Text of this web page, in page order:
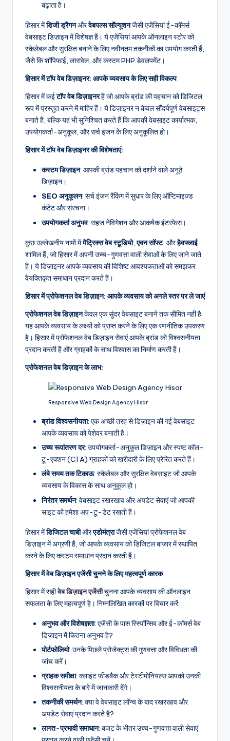
बढ़ाता है।
हिसार मेंडिजी ड्रैगनऔरवेबपल्स सॉल्यूशनजैसी एजेंसियां ई-कॉमर्स
वेबसाइट डिज़ाइन में विशेषज्ञ हैं। ये एजेंसियां आपके ऑनलाइन स्टोर को
स्केलेबल और सुरक्षित बनाने के लिए नवीनतम तकनीकों का उपयोग करती हैं,
जैसे कि शॉपिफाई, लारावेल, और कस्टम PHP डेवलपमेंट।
हिसार में टॉप वेब डिज़ाइनर: आपके व्यवसाय के लिए सही विकल्प
हिसार में कईटॉप वेब डिज़ाइनरहैं जो आपके ब्रांड की पहचान को डिजिटल
रूप में प्रस्तुत करने में माहिर हैं। ये डिज़ाइनर न केवल सौंदर्यपूर्ण वेबसाइट्स
बनाते हैं, बल्कि यह भी सुनिश्चित करते हैं कि आपकी वेबसाइट कार्यात्मक,
उपयोगकर्ता-अनुकूल, और सर्च इंजन के लिए अनुकूलित हो।
हिसार में टॉप वेब डिज़ाइनर की विशेषताएं:
कस्टम डिज़ाइन: आपकी ब्रांड पहचान को दर्शाने वाले अनूठे
डिज़ाइन।
SEO अनुकूलन: सर्च इंजन रैंकिंग में सुधार के लिए ऑप्टिमाइज़्ड
कंटेंट और संरचना।
उपयोगकर्ता अनुभव: सहज नेविगेशन और आकर्षक इंटरफेस।
कुछ उल्लेखनीय नामों मेंमैट्रिक्स वेब स्टूडियो,एवन सॉफ्ट, औरहैवफ्लाई
शामिल हैं, जो हिसार में अपनी उच्च-गुणवत्ता वाली सेवाओं के लिए जाने जाते
हैं। ये डिज़ाइनर आपके व्यवसाय की विशिष्ट आवश्यकताओं को समझकर
वैयक्तिकृत समाधान प्रदान करते हैं।
हिसार में प्रोफेशनल वेब डिज़ाइन: आपके व्यवसाय को अगले स्तर पर ले जाएं
प्रोफेशनल वेब डिज़ाइनकेवल एक सुंदर वेबसाइट बनाने तक सीमित नहीं है;
यह आपके व्यवसाय के लक्ष्यों को प्राप्त करने के लिए एक रणनीतिक उपकरण
है। हिसार में प्रोफेशनल वेब डिज़ाइन सेवाएं आपके ब्रांड को विश्वसनीयता
प्रदान करती हैं और ग्राहकों के साथ विश्वास का निर्माण करती हैं।
प्रोफेशनल वेब डिज़ाइन के लाभ:
Responsive Web Design Agency Hisar
ब्रांड विश्वसनीयता: एक अच्छी तरह से डिज़ाइन की गई वेबसाइट
आपके व्यवसाय को पेशेवर बनाती है।
उच्च रूपांतरण दर: उपयोगकर्ता-अनुकूल डिज़ाइन और स्पष्ट कॉल-
टू-एक्शन (CTA) ग्राहकों को खरीदारी के लिए प्रेरित करते हैं।
लंबे समय तक टिकाऊ: स्केलेबल और सुरक्षित वेबसाइट जो आपके
व्यवसाय के विकास के साथ अनुकूल हो।
निरंतर समर्थन: वेबसाइट रखरखाव और अपडेट सेवाएं जो आपकी
साइट को हमेशा अप-टू-डेट रखती हैं।
हिसार मेंडिजिटल चाबीऔरएडोमंत्राजैसी एजेंसियां प्रोफेशनल वेब
डिज़ाइन में अग्रणी हैं, जो आपके व्यवसाय को डिजिटल बाजार में स्थापित
करने के लिए कस्टम समाधान प्रदान करती हैं।
हिसार में वेब डिज़ाइन एजेंसी चुनने के लिए महत्वपूर्ण कारक
हिसार में सहीवेब डिज़ाइन एजेंसीचुनना आपके व्यवसाय की ऑनलाइन
सफलता के लिए महत्वपूर्ण है। निम्नलिखित कारकों पर विचार करें:
अनुभव और विशेषज्ञता: एजेंसी के पास रिस्पॉन्सिव और ई-कॉमर्स वेब
डिज़ाइन में कितना अनुभव है?
पोर्टफोलियो: उनके पिछले प्रोजेक्ट्स की गुणवत्ता और विविधता की
जांच करें।
ग्राहक समीक्षा: क्लाइंट फीडबैक और टेस्टीमोनियल्स आपको उनकी
विश्वसनीयता के बारे में जानकारी देंगे।
तकनीकी समर्थन: क्या वे वेबसाइट लॉन्च के बाद रखरखाव और
अपडेट सेवाएं प्रदान करते हैं?
लागत-प्रभावी समाधान: बजट के भीतर उच्च-गुणवत्ता वाली सेवाएं